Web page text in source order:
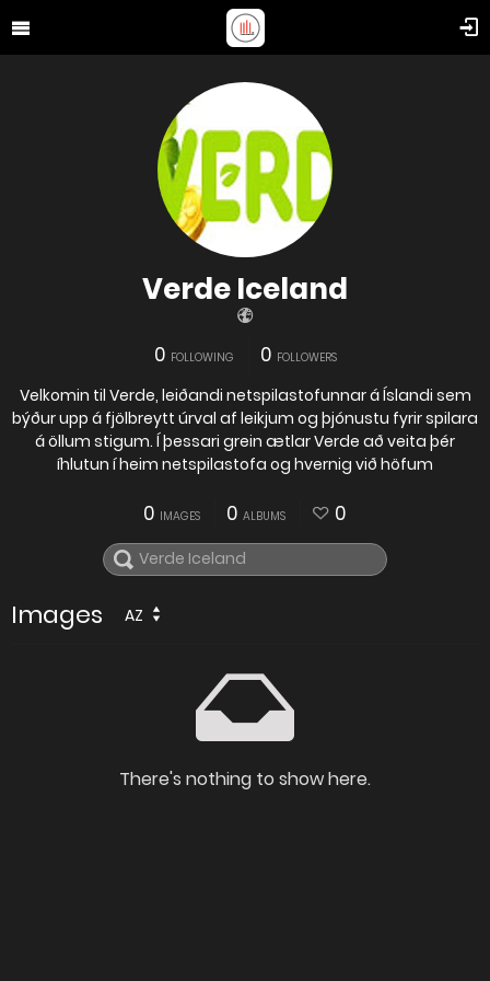
Verde Iceland
0 FOLLOWING 0 FOLLOWERS
Velkomin til Verde, leiðandi netspilastofunnar á Íslandi sem
býður upp á fjölbreytt úrval af leikjum og þjónustu fyrir spilara
á öllum stigum. Í þessari grein ætlar Verde að veita þér
íhlutun í heim netspilastofa og hvernig við höfum
0 IMAGES 0 ALBUMS 0
Images AZ
There's nothing to show here.